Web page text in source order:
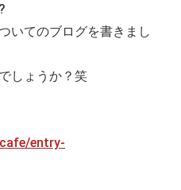
いてのブログを書きまし
しょうか？笑
entry-